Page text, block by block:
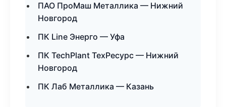
ПАО ПроМаш Металлика — Нижний
Новгород
ПК Line Энерго — Уфа
ПК TechPlant ТехРесурс — Нижний
Новгород
ПК Лаб Металлика — Казань